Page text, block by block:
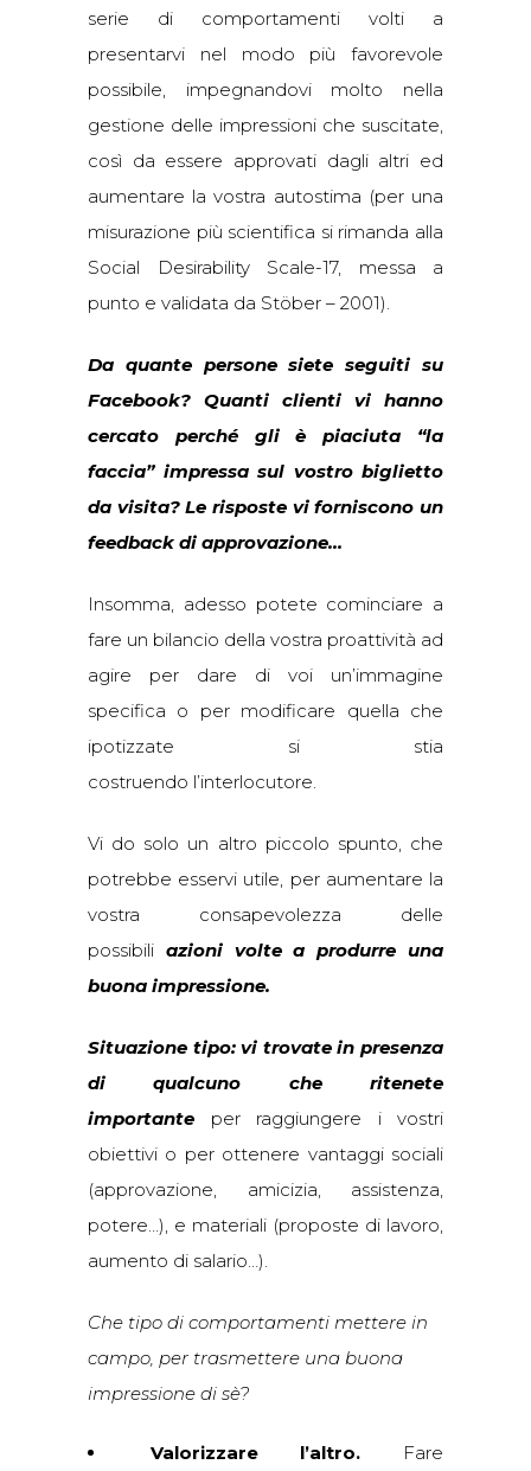
serie di comportamenti volti a
presentarvi nel modo più favorevole
possibile, impegnandovi molto nella
gestione delle impressioni che suscitate,
così da essere approvati dagli altri ed
aumentare la vostra autostima (per una
misurazione più scientifica si rimanda alla
Social Desirability Scale-17, messa a
punto e validata da Stöber – 2001).
Da quante persone siete seguiti su
Facebook? Quanti clienti vi hanno
cercato perché gli è piaciuta “la
faccia” impressa sul vostro biglietto
da visita? Le risposte vi forniscono un
feedback di approvazione…
Insomma, adesso potete cominciare a
fare un bilancio della vostra proattività ad
agire per dare di voi un’immagine
specifica o per modificare quella che
ipotizzate si stia
costruendo l’interlocutore.
Vi do solo un altro piccolo spunto, che
potrebbe esservi utile, per aumentare la
vostra consapevolezza delle
possibili azioni volte a produrre una
buona impressione.
Situazione tipo: vi trovate in presenza
di qualcuno che ritenete
importante per raggiungere i vostri
obiettivi o per ottenere vantaggi sociali
(approvazione, amicizia, assistenza,
potere…), e materiali (proposte di lavoro,
aumento di salario…).
Che tipo di comportamenti mettere in
campo, per trasmettere una buona
impressione di sè?
Valorizzare l’altro.
Fare